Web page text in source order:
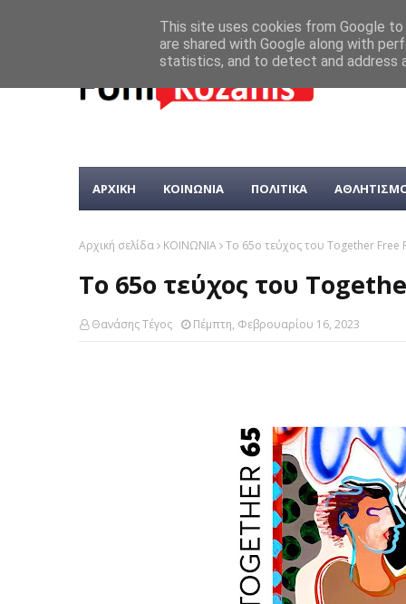
ΑΡΧΙΚΗ ΚΟΙΝΩΝΙΑ ΠΟΛΙΤΙΚΑ
Αρχική σελίδα ΚΟΙΝΩΝΙΑ Το 65ο τεύχος του Together Free
Το 65ο τεύχος του
Θανάσης Τέγος Πέμπτη, Φεβρουαρίου 16, 2023
This site uses cookies from Google
are shared with Google along with
statistics, and to detect and address